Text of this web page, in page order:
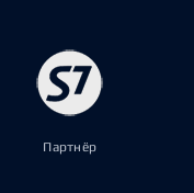
Партнёр